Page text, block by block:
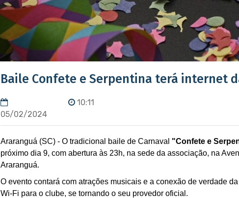
Baile Confete e Serpentina terá internet
05/02/2024
10:11
Araranguá (SC) - O tradicional baile de Carnaval "Confete e
próximo dia 9, com abertura às 23h, na sede da associação, na
Araranguá.
O evento contará com atrações musicais e a conexão de verdade da
Wi-Fi para o clube, se tornando o seu provedor oficial.